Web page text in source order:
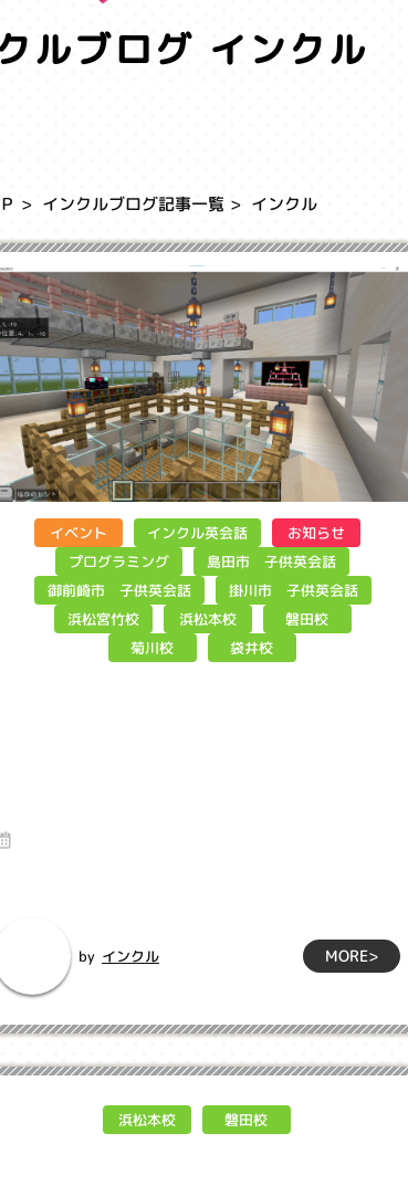
ルブログ インクル
インクルブログ記事一覧 インクル
イベント インクル英会話 お知らせ
プログラミング 島田市 子供英会話
御前崎市 子供英会話 掛川市 子供英会話
浜松宮竹校 浜松本校 磐田校
菊川校 袋井校
by インクル MORE>
浜松本校 磐田校